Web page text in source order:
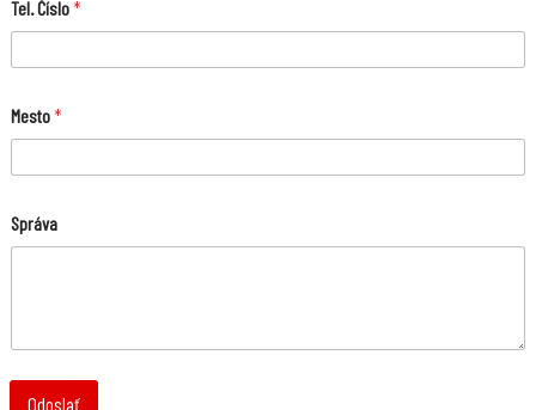
m
a
S
p
r
á
a
Tel. Číslo *
Mesto *
Správa
Odoslať